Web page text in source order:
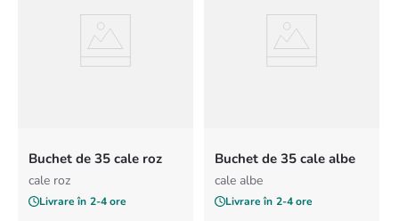
Buchet de 35 cale roz
cale roz
Livrare în 2-4 ore
Buchet de 35 cale albe
cale albe
Livrare în 2-4 ore